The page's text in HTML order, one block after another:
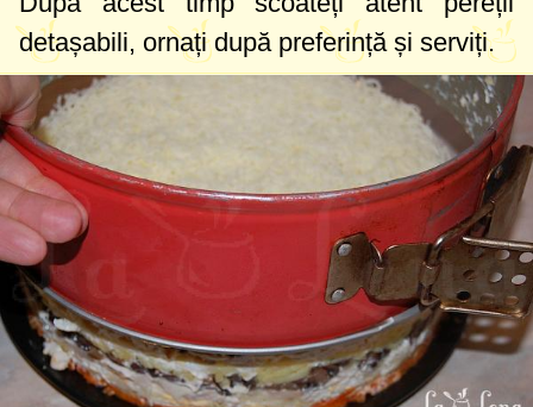
detașabili, ornați după preferință și serviți.